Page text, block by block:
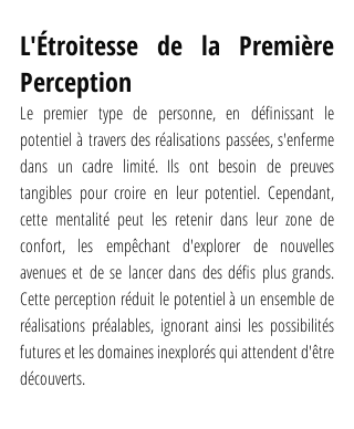
L'Étroitesse de la Première
Perception
Le premier type de personne, en définissant le
potentiel à travers des réalisations passées, s'enferme
dans un cadre limité. Ils ont besoin de preuves
tangibles pour croire en leur potentiel. Cependant,
cette mentalité peut les retenir dans leur zone de
confort, les empêchant d'explorer de nouvelles
avenues et de se lancer dans des défis plus grands.
Cette perception réduit le potentiel à un ensemble de
réalisations préalables, ignorant ainsi les possibilités
futures et les domaines inexplorés qui attendent d'être
découverts.